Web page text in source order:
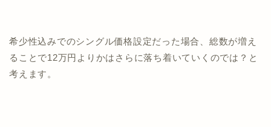
希少性込みでのシングル価格設定だった場合、総数が増え
ることで12万円よりかはさらに落ち着いていくのでは？と
考えます。